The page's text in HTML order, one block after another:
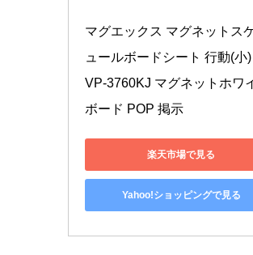
マグエックス マグネットス
ュールボードシート 行動(小
VP-3760KJ マグネットホワ
ボード POP 掲示
楽天市場で見る
Yahoo!ショッピングで見る